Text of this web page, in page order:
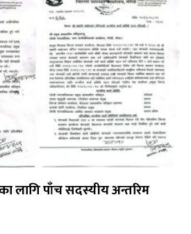
लागि पाँच सदस्यीय अन्तरिम